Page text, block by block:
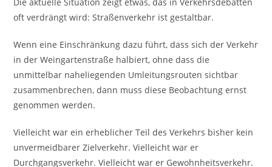
oft verdrängt wird: Straßenverkehr ist gestaltbar.
Wenn eine Einschränkung dazu führt, dass sich der Verkehr
in der Weingartenstraße halbiert, ohne dass die
unmittelbar naheliegenden Umleitungsrouten sichtbar
zusammenbrechen, dann muss diese Beobachtung ernst
genommen werden.
Vielleicht war ein erheblicher Teil des Verkehrs bisher kein
unvermeidbarer Zielverkehr. Vielleicht war er
Durchgangsverkehr. Vielleicht war er Gewohnheitsverkehr.